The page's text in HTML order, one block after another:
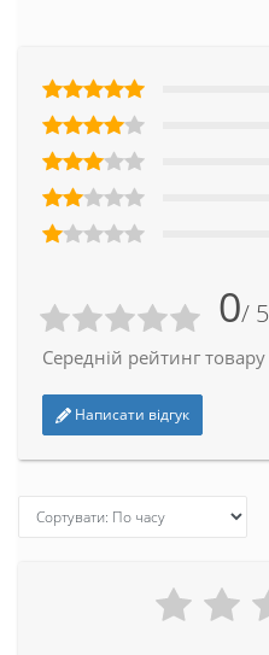
0/ 5
Середній рейтинг товару
Написати відгук